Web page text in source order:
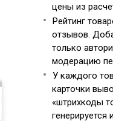
цены из
Рейтинг
отзывов.
только
модерацию
У каждого
карточки
«штрихкоды
генерируется